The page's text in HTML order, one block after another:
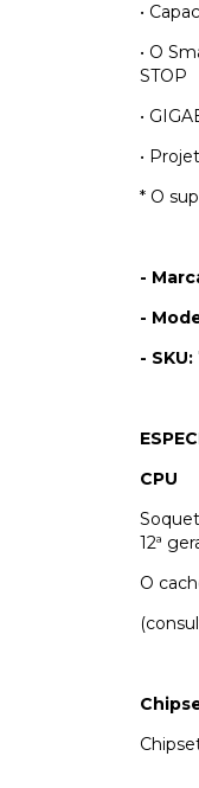
•
• O
STOP
•
•
* O
-
-
- SKU:
CPU
12ª
O